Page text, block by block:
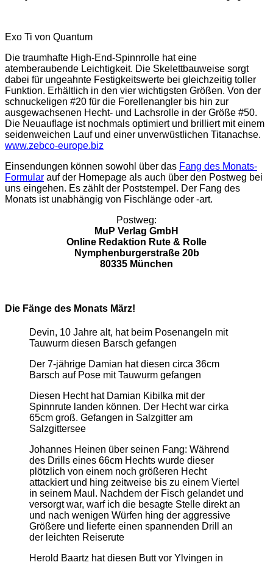
Exo Ti von Quantum
Die traumhafte High-End-Spinnrolle hat eine
atemberaubende Leichtigkeit. Die Skelettbauweise sorgt
dabei für ungeahnte Festigkeitswerte bei gleichzeitig toller
Funktion. Erhältlich in den vier wichtigsten Größen. Von der
schnuckeligen #20 für die Forellenangler bis hin zur
ausgewachsenen Hecht- und Lachsrolle in der Größe #50.
Die Neuauflage ist nochmals optimiert und brilliert mit einem
seidenweichen Lauf und einer unverwüstlichen Titanachse.
www.zebco-europe.biz
Einsendungen können sowohl über das Fang des Monats-
Formular auf der Homepage als auch über den Postweg bei
uns eingehen. Es zählt der Poststempel. Der Fang des
Monats ist unabhängig von Fischlänge oder -art.
Postweg:
MuP Verlag GmbH
Online Redaktion Rute & Rolle
Nymphenburgerstraße 20b
80335 München
Die Fänge des Monats März!
Devin, 10 Jahre alt, hat beim Posenangeln mit
Tauwurm diesen Barsch gefangen
Der 7-jährige Damian hat diesen circa 36cm
Barsch auf Pose mit Tauwurm gefangen
Diesen Hecht hat Damian Kibilka mit der
Spinnrute landen können. Der Hecht war cirka
65cm groß. Gefangen in Salzgitter am
Salzgittersee
Johannes Heinen über seinen Fang: Während
des Drills eines 66cm Hechts wurde dieser
plötzlich von einem noch größeren Hecht
attackiert und hing zeitweise bis zu einem Viertel
in seinem Maul. Nachdem der Fisch gelandet und
versorgt war, warf ich die besagte Stelle direkt an
und nach wenigen Würfen hing der aggressive
Größere und lieferte einen spannenden Drill an
der leichten Reiserute
Herold Baartz hat diesen Butt vor Ylvingen in